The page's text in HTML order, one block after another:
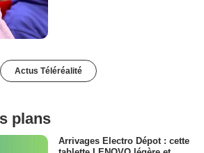
Actus Téléréalité
plans
Arrivages Electro Dépot : cette